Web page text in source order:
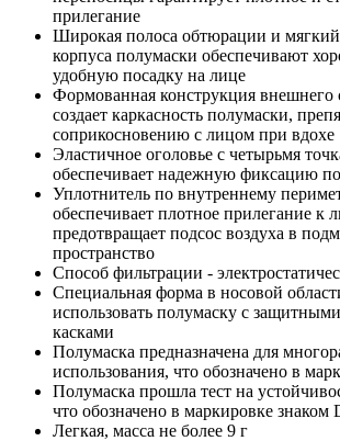
прилегание
Широкая полоса обтюрации и
корпуса полумаски обеспечивают
удобную посадку на лице
Формованная конструкция внешнего
создает каркасность полумаски,
соприкосновению с лицом при вдохе
Эластичное оголовье с четырьмя
обеспечивает надежную фиксацию
Уплотнитель по внутреннему
обеспечивает плотное прилегание к
предотвращает подсос воздуха в
пространство
Способ фильтрации -
Специальная форма в носовой
использовать полумаску с
касками
Полумаска предназначена для
использования, что обозначено в
Полумаска прошла тест на
что обозначено в маркировке знаком
Легкая, масса не более 9 г